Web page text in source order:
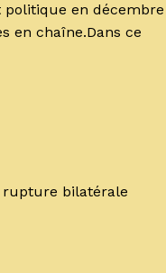
en décembre
en chaîne.Dans ce
rupture bilatérale